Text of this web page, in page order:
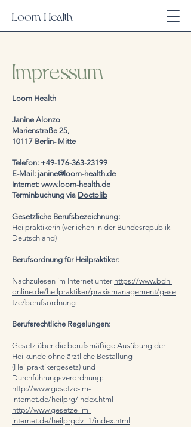
Loom Health
Loom Health
Janine Alonzo
Marienstraße 25,
10117 Berlin- Mitte
Telefon: +49-176-363-23199
E-Mail: janine@loom-health.de
Internet: www.loom-health.de
Terminbuchung via Doctolib
Gesetzliche Berufsbezeichnung:
Heilpraktikerin (verliehen in der Bundesrepublik
Deutschland)
Berufsordnung für Heilpraktiker:
Nachzulesen im Internet unter https://www.bdh-
online.de/heilpraktiker/praxismanagement/gese
tze/berufsordnung
Berufsrechtliche Regelungen:
Gesetz über die berufsmäßige Ausübung der
Heilkunde ohne ärztliche Bestallung
(Heilpraktikergesetz) und
Durchführungsverordnung:
http://www.gesetze-im-
internet.de/heilprg/index.html
http://www.gesetze-im-
internet.de/heilprgdv_1/index.html
Impressum